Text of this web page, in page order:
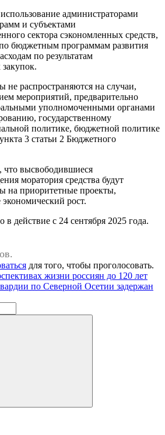
администраторами
и субъектами
сектора сэкономленных средств,
бюджетным программам развития
по результатам
не распространяются на случаи,
мероприятий, предварительно
уполномоченными органами
государственному
политике, бюджетной политике
3 статьи 2 Бюджетного
что высвободившиеся
моратория средства будут
на приоритетные проекты,
рост.
в действие с 24 сентября 2025 года.
для того, чтобы проголосовать.
жизни россиян до 120 лет
по Северной Осетии задержан
Поиск